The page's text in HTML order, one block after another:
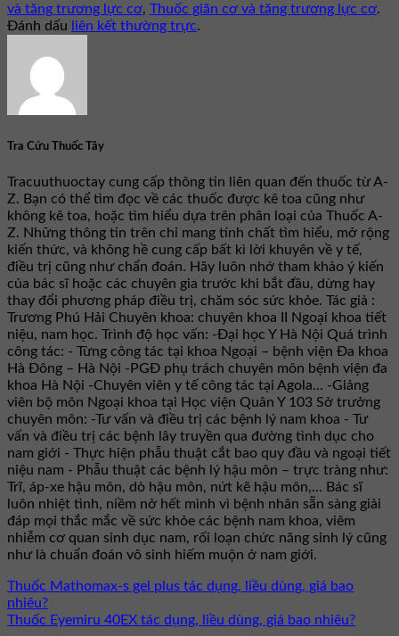
và tăng trương lực cơ, Thuốc giãn cơ và tăng trương lực cơ.
Đánh dấu
liên kết thường trực.
Tra Cứu Thuốc Tây
Tracuuthuoctay cung cấp thông tin liên quan đến thuốc từ A-
Z. Bạn có thể tìm đọc về các thuốc được kê toa cũng như
không kê toa, hoặc tìm hiểu dựa trên phân loại của Thuốc A-
Z. Những thông tin trên chỉ mang tính chất tìm hiểu, mở rộng
kiến thức, và không hề cung cấp bất kì lời khuyên về y tế,
điều trị cũng như chẩn đoán. Hãy luôn nhớ tham khảo ý kiến
của bác sĩ hoặc các chuyên gia trước khi bắt đầu, dừng hay
thay đổi phương pháp điều trị, chăm sóc sức khỏe. Tác giả :
Trương Phú Hải Chuyên khoa: chuyên khoa II Ngoại khoa tiết
niệu, nam học. Trình độ học vấn: -Đại học Y Hà Nội Quá trình
công tác: - Từng công tác tại khoa Ngoại – bệnh viện Đa khoa
Hà Đông – Hà Nội -PGĐ phụ trách chuyên môn bệnh viện đa
khoa Hà Nội -Chuyên viên y tế công tác tại Agola... -Giảng
viên bộ môn Ngoại khoa tại Học viện Quân Y 103 Sở trưởng
chuyên môn: -Tư vấn và điều trị các bệnh lý nam khoa - Tư
vấn và điều trị các bệnh lây truyền qua đường tình dục cho
nam giới - Thực hiện phẫu thuật cắt bao quy đầu và ngoại tiết
niệu nam - Phẫu thuật các bệnh lý hậu môn – trực tràng như:
Trĩ, áp-xe hậu môn, dò hậu môn, nứt kẽ hậu môn,... Bác sĩ
luôn nhiệt tình, niềm nở hết mình vì bệnh nhân sẵn sàng giải
đáp mọi thắc mắc về sức khỏe các bệnh nam khoa, viêm
nhiễm cơ quan sinh dục nam, rối loạn chức năng sinh lý cũng
như là chuẩn đoán vô sinh hiếm muộn ở nam giới.
Thuốc Mathomax-s gel plus tác dụng, liều dùng, giá bao
nhiêu?
Thuốc Eyemiru 40EX tác dụng, liều dùng, giá bao nhiêu?